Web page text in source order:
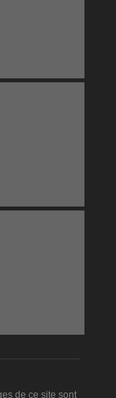
de ce site sont